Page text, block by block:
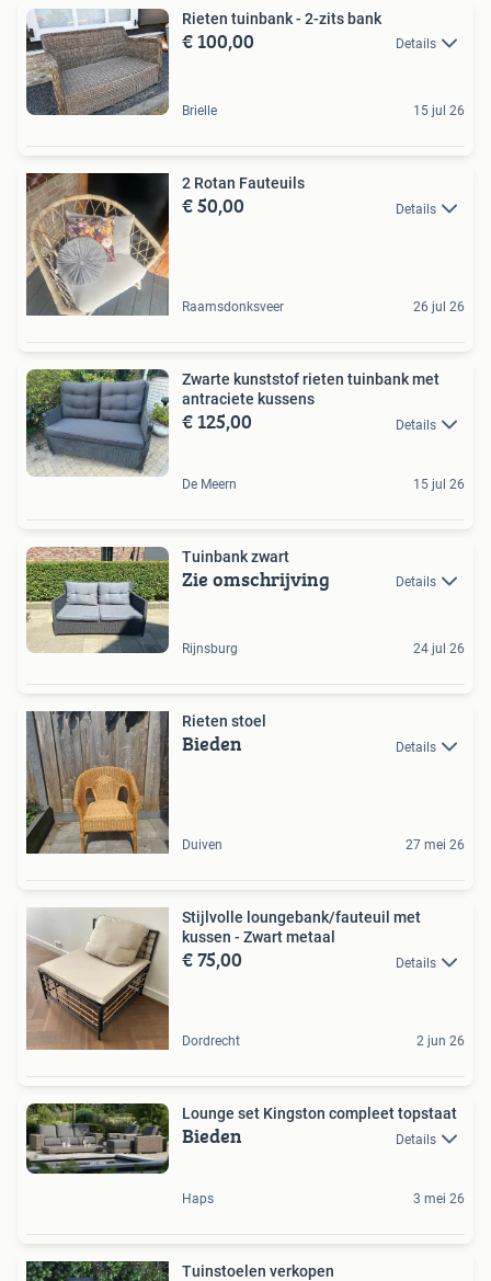
Rieten tuinbank - 2-zits bank
€ 100,00 Details
Brielle 15 jul 26
2 Rotan Fauteuils
€ 50,00 Details
Raamsdonksveer 26 jul 26
Zwarte kunststof rieten tuinbank met
antraciete kussens
€ 125,00 Details
De Meern 15 jul 26
Tuinbank zwart
Zie omschrijving Details
Rijnsburg 24 jul 26
Rieten stoel
Bieden Details
Duiven 27 mei 26
Stijlvolle loungebank/fauteuil met
kussen - Zwart metaal
€ 75,00 Details
Dordrecht 2 jun 26
Lounge set Kingston compleet topstaat
Bieden Details
Haps 3 mei 26
Tuinstoelen verkopen